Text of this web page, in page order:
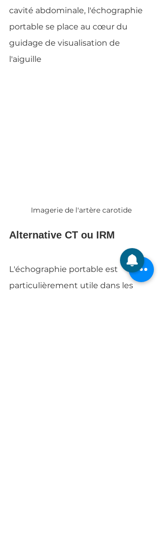
cavité abdominale, l'échographie
portable se place au cœur du
guidage de visualisation de
l'aiguille
Imagerie de l'artère carotide
Alternative CT ou IRM
L'échographie portable est
particulièrement utile dans les